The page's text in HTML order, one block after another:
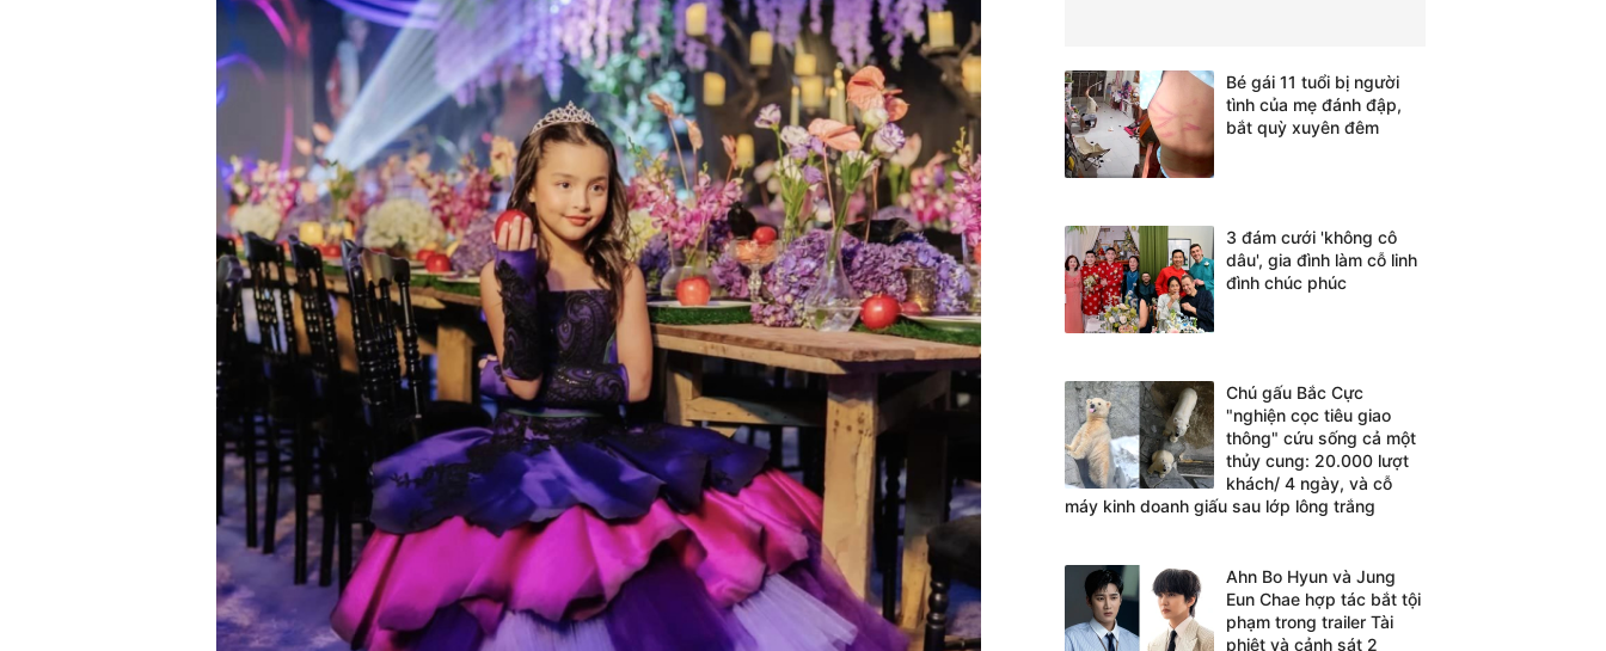
Bé gái 11 tuổi bị người
tình của mẹ đánh đập,
bắt quỳ xuyên đêm
3 đám cưới 'không cô
dâu', gia đình làm cỗ linh
đình chúc phúc
Chú gấu Bắc Cực
"nghiện cọc tiêu giao
thông" cứu sống cả một
thủy cung: 20.000 lượt
khách/ 4 ngày, và cỗ
máy kinh doanh giấu sau lớp lông trắng
Ahn Bo Hyun và Jung
Eun Chae hợp tác bắt tội
phạm trong trailer Tài
phiệt và cảnh sát 2